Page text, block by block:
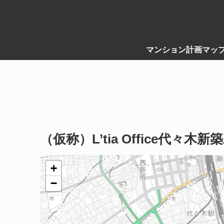
マンション計画マッ
（仮称）L’tia Office代々木新
+
−